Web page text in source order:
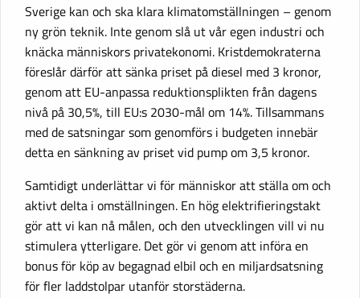
Sverige kan och ska klara klimatomställningen – genom
ny grön teknik. Inte genom slå ut vår egen industri och
knäcka människors privatekonomi. Kristdemokraterna
föreslår därför att sänka priset på diesel med 3 kronor,
genom att EU-anpassa reduktionsplikten från dagens
nivå på 30,5%, till EU:s 2030-mål om 14%. Tillsammans
med de satsningar som genomförs i budgeten innebär
detta en sänkning av priset vid pump om 3,5 kronor.
Samtidigt underlättar vi för människor att ställa om och
aktivt delta i omställningen. En hög elektrifieringstakt
gör att vi kan nå målen, och den utvecklingen vill vi nu
stimulera ytterligare. Det gör vi genom att införa en
bonus för köp av begagnad elbil och en miljardsatsning
för fler laddstolpar utanför storstäderna.